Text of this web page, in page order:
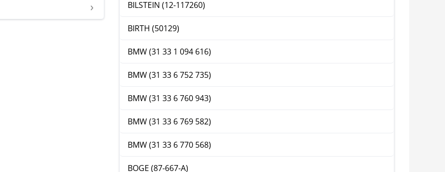
BILSTEIN (12-117260)
BIRTH (50129)
BMW (31 33 1 094 616)
BMW (31 33 6 752 735)
BMW (31 33 6 760 943)
BMW (31 33 6 769 582)
BMW (31 33 6 770 568)
BOGE (87-667-A)